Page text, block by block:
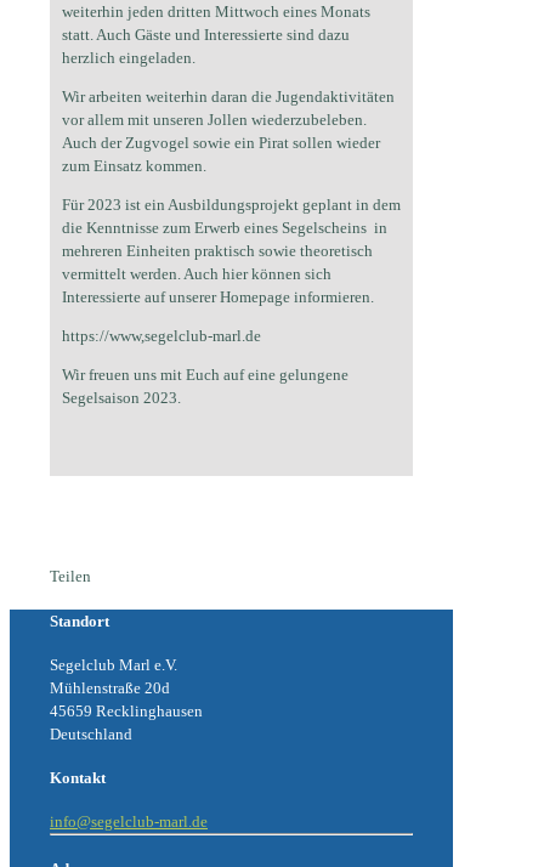
weiterhin jeden dritten Mittwoch eines Monats
statt. Auch Gäste und Interessierte sind dazu
herzlich eingeladen.
Wir arbeiten weiterhin daran die Jugendaktivitäten
vor allem mit unseren Jollen wiederzubeleben.
Auch der Zugvogel sowie ein Pirat sollen wieder
zum Einsatz kommen.
Für 2023 ist ein Ausbildungsprojekt geplant in dem
die Kenntnisse zum Erwerb eines Segelscheins in
mehreren Einheiten praktisch sowie theoretisch
vermittelt werden. Auch hier können sich
Interessierte auf unserer Homepage informieren.
https://www,segelclub-marl.de
Wir freuen uns mit Euch auf eine gelungene
Segelsaison 2023.
Teilen
Standort
Segelclub Marl e.V.
Mühlenstraße 20d
45659 Recklinghausen
Deutschland
Kontakt
info@segelclub-marl.de